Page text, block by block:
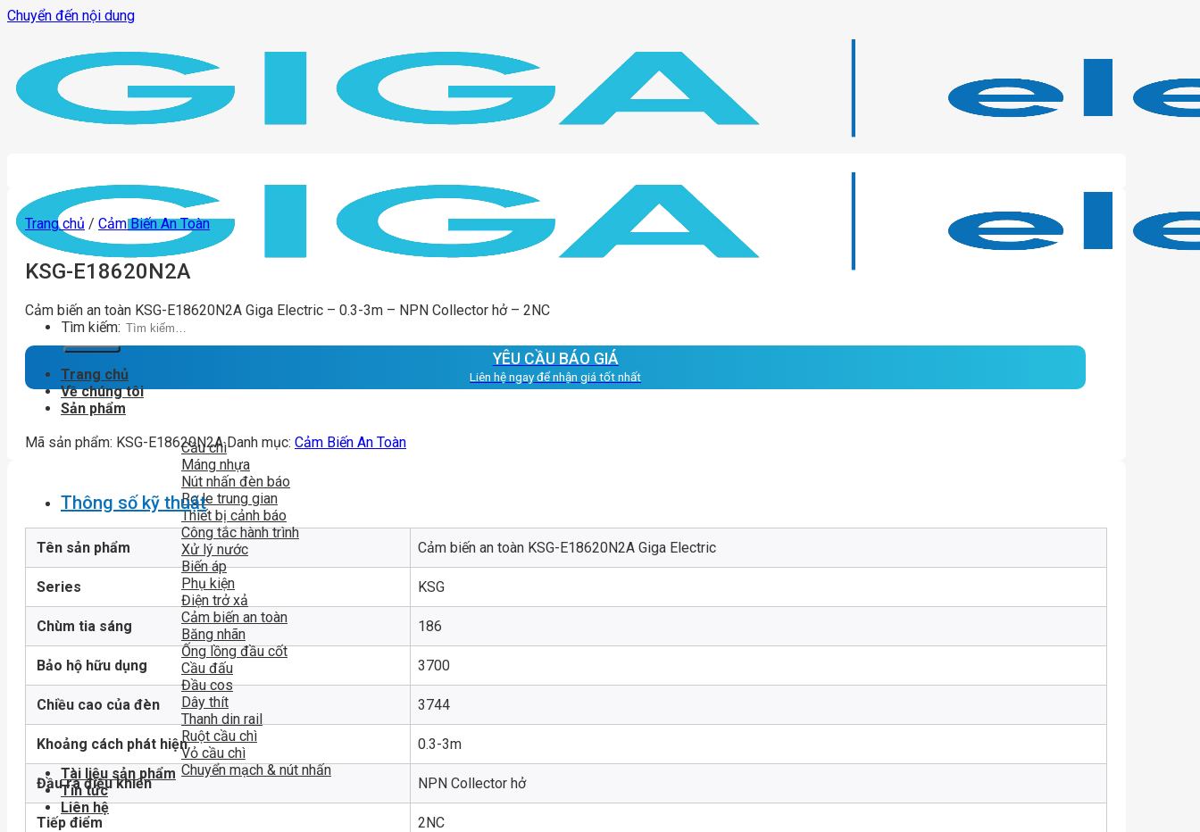
Chuyển đến nội dung
Tìm kiếm:
Trang chủ
Về chúng tôi
Sản phẩm
Cầu chì
Máng nhựa
Nút nhấn đèn báo
Rơ le trung gian
Thiết bị cảnh báo
Công tắc hành trình
Xử lý nước
Biến áp
Phụ kiện
Điện trở xả
Cảm biến an toàn
Băng nhãn
Ống lồng đầu cốt
Cầu đấu
Đầu cos
Dây thít
Thanh din rail
Ruột cầu chì
Vỏ cầu chì
Chuyển mạch & nút nhấn
Tài liệu sản phẩm
Tin tức
Liên hệ
Trang chủ / Cảm Biến An Toàn
KSG-E18620N2A
Cảm biến an toàn KSG-E18620N2A Giga Electric – 0.3-3m – NPN Collector hở – 2NC
YÊU CẦU BÁO GIÁ
Liên hệ ngay để nhận giá tốt nhất
Mã sản phẩm: KSG-E18620N2A Danh mục: Cảm Biến An Toàn
Thông số kỹ thuật
Tên sản phẩm Cảm biến an toàn KSG-E18620N2A Giga Electric
Series KSG
Chùm tia sáng 186
Bảo hộ hữu dụng 3700
Chiều cao của đèn 3744
Khoảng cách phát hiện 0.3-3m
Đầu ra điều khiển NPN Collector hở
Tiếp điểm 2NC